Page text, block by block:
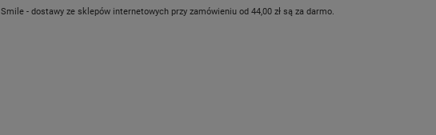
Smile - dostawy ze sklepów internetowych przy zamówieniu od 44,00 zł są za darmo.